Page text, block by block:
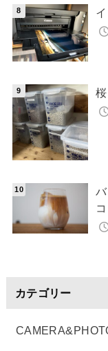
カテゴリー